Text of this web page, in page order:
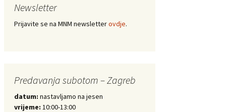
Newsletter
Prijavite se na MNM newsletterovdje.
Predavanja subotom – Zagreb
datum: nastavljamo na jesen
vrijeme: 10:00-13:00